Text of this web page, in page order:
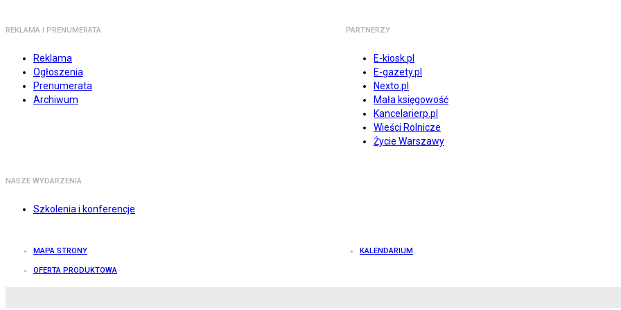
REKLAMA I PRENUMERATA
Reklama
Ogłoszenia
Prenumerata
Archiwum
PARTNERZY
E-kiosk.pl
E-gazety.pl
Nexto.pl
Mała księgowość
Kancelarierp.pl
Wieści Rolnicze
Życie Warszawy
NASZE WYDARZENIA
Szkolenia i konferencje
MAPA STRONY KALENDARIUM
OFERTA PRODUKTOWA